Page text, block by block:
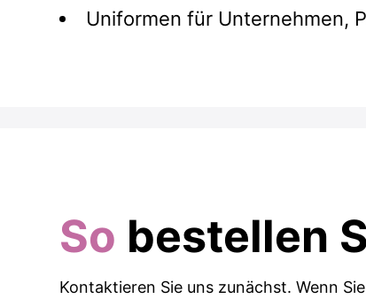
Uniformen für Unternehmen,
So bestellen
Kontaktieren Sie uns zunächst. Wenn